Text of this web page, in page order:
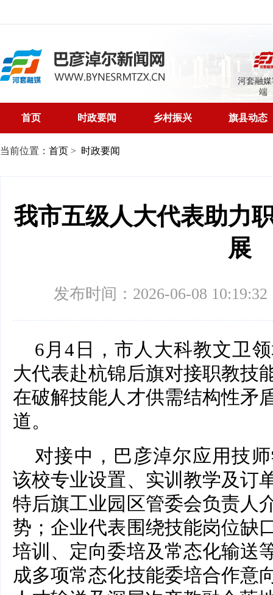
河套融
端
首页 时政要闻 乡村振兴 旗县动态
当前位置： 首页 > 时政要闻
我市五级人大代表助力
展
发布时间：2026-06-08 10:19:32
6月4日，市人大科教文卫
大代表赴杭锦后旗对接职教技
在破解技能人才供需结构性矛
道。
对接中，巴彦淖尔应用技
该校专业设置、实训教学及订
特后旗工业园区管委会负责人
势；企业代表围绕技能岗位缺
培训、定向委培及常态化输送
成多项常态化技能委培合作意